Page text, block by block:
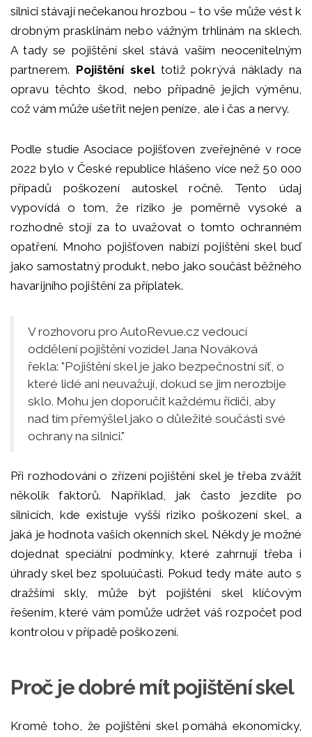
silnici stávají nečekanou hrozbou – to vše může vést k
drobným prasklinám nebo vážným trhlinám na sklech.
A tady se pojištění skel stává vaším neocenitelným
partnerem. Pojištění skeltotiž pokrývá náklady na
opravu těchto škod, nebo případně jejich výměnu,
což vám může ušetřit nejen peníze, ale i čas a nervy.
Podle studie Asociace pojišťoven zveřejněné v roce
2022 bylo v České republice hlášeno více než 50 000
případů poškození autoskel ročně. Tento údaj
vypovídá o tom, že riziko je poměrně vysoké a
rozhodně stojí za to uvažovat o tomto ochranném
opatření. Mnoho pojišťoven nabízí pojištění skel buď
jako samostatný produkt, nebo jako součást běžného
havarijního pojištění za příplatek.
V rozhovoru pro AutoRevue.cz vedoucí
oddělení pojištění vozidel Jana Nováková
řekla: "Pojištění skel je jako bezpečnostní síť, o
které lidé ani neuvažují, dokud se jim nerozbije
sklo. Mohu jen doporučit každému řidiči, aby
nad tím přemýšlel jako o důležité součásti své
ochrany na silnici."
Při rozhodování o zřízení pojištění skel je třeba zvážit
několik faktorů. Například, jak často jezdíte po
silnicích, kde existuje vyšší riziko poškození skel, a
jaká je hodnota vašich okenních skel. Někdy je možné
dojednat speciální podmínky, které zahrnují třeba i
úhrady skel bez spoluúčasti. Pokud tedy máte auto s
dražšími skly, může být pojištění skel klíčovým
řešením, které vám pomůže udržet váš rozpočet pod
kontrolou v případě poškození.
Proč je dobré mít pojištění skel
Kromě toho, že pojištění skel pomáhá ekonomicky,